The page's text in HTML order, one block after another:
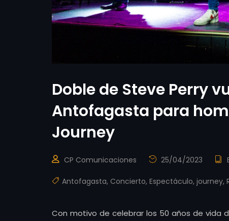
Doble de Steve Perry
Antofagasta para
Journey
CP Comunicaciones 25/04/2023
Antofagasta, Concierto, Espectáculo, journey,
Con motivo de celebrar los 50 años de vida